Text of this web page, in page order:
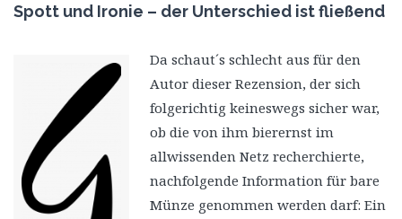
Spott und Ironie – der Unterschied ist fließend
Da schaut´s schlecht aus für den
Autor dieser Rezension, der sich
folgerichtig keineswegs sicher war,
ob die von ihm bierernst im
allwissenden Netz recherchierte,
nachfolgende Information für bare
Münze genommen werden darf: Ein